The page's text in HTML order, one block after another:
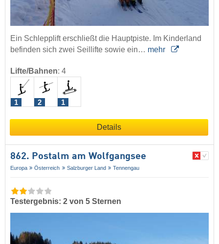
Ein Schlepplift erschließt die Hauptpiste. Im Kinderland
befinden sich zwei Seillifte sowie ein… mehr
Lifte/Bahnen: 4
1 2 1
Details
862. Postalm am Wolfgangsee
Europa Österreich Salzburger Land Tennengau
Testergebnis: 2 von 5 Sternen